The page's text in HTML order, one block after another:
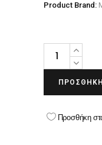
Product Brand:
Βαφή
Mediterranean
color
cream
Προσθήκη